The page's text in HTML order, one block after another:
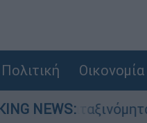
Πολιτική Οικονομία
NEWS:
αταξινόμητα -